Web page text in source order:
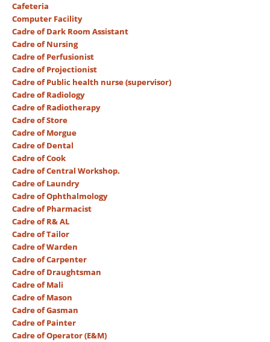
Cafeteria
Computer Facility
Cadre of Dark Room Assistant
Cadre of Nursing
Cadre of Perfusionist
Cadre of Projectionist
Cadre of Public health nurse (supervisor)
Cadre of Radiology
Cadre of Radiotherapy
Cadre of Store
Cadre of Morgue
Cadre of Dental
Cadre of Cook
Cadre of Central Workshop.
Cadre of Laundry
Cadre of Ophthalmology
Cadre of Pharmacist
Cadre of R& AL
Cadre of Tailor
Cadre of Warden
Cadre of Carpenter
Cadre of Draughtsman
Cadre of Mali
Cadre of Mason
Cadre of Gasman
Cadre of Painter
Cadre of Operator (E&M)